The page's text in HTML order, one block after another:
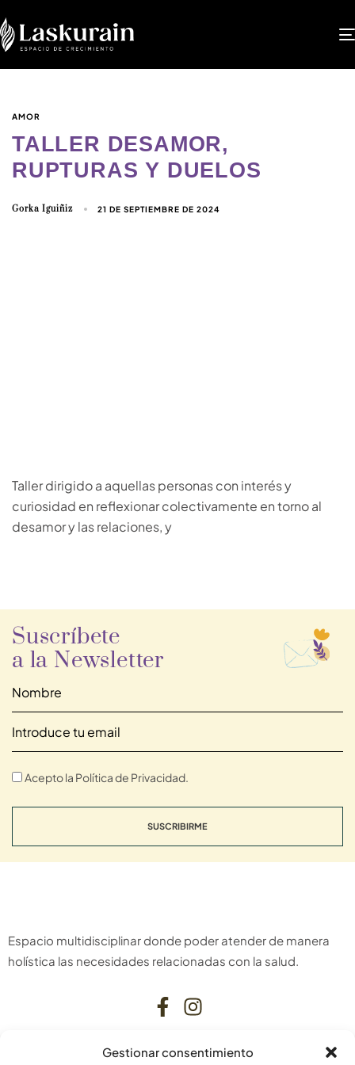
Gestionar consentimiento
AMOR
TALLER DESAMOR,
RUPTURAS Y DUELOS
Gorka Iguiñiz 21 DE SEPTIEMBRE DE 2024
Taller dirigido a aquellas personas con interés y
curiosidad en reflexionar colectivamente en torno al
desamor y las relaciones, y
Suscríbete
a la Newsletter
Acepto la Política de Privacidad.
SUSCRIBIRME
Espacio multidisciplinar donde poder atender de manera
holística las necesidades relacionadas con la salud.